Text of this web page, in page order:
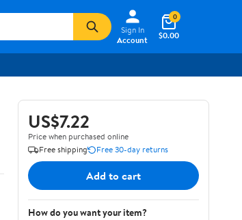
Sign In
Account
$0.00
0
US$7.22
Price when purchased online
Free shipping
Free 30-day returns
Add to cart
How do you want your item?